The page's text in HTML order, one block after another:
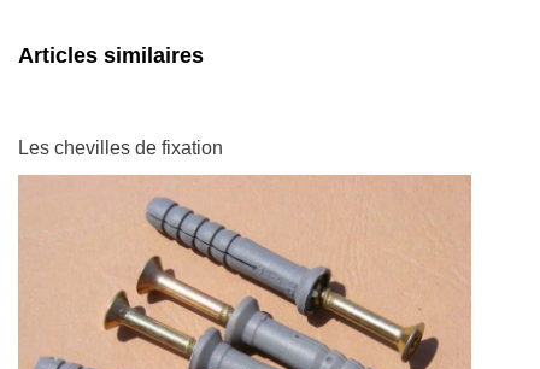
Articles similaires
Les chevilles de fixation